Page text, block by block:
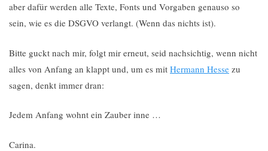
aber dafür werden alle Texte, Fonts und Vorgaben genauso so
sein, wie es die DSGVO verlangt. (Wenn das nichts ist).
Bitte guckt nach mir, folgt mir erneut, seid nachsichtig, wenn nicht
alles von Anfang an klappt und, um es mit Hermann Hesse zu
sagen, denkt immer dran:
Jedem Anfang wohnt ein Zauber inne …
Carina.